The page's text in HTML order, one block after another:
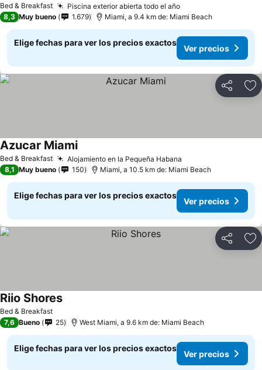
Bed & Breakfast Piscina exterior abierta todo el año
8,3 Muy bueno 1.679 Miami, a 9.4 km de: Miami Beach
Elige fechas para ver los precios exactos
Ver precios
Compartir
Bed & Breakfast Alojamiento en la Pequeña Habana
Azucar Miami
8,1 Muy bueno 150 Miami, a 10.5 km de: Miami Beach
Elige fechas para ver los precios exactos
Ver precios
Compartir
Bed & Breakfast
Riio Shores
7,6 Bueno 25 West Miami, a 9.6 km de: Miami Beach
Elige fechas para ver los precios exactos
Ver precios